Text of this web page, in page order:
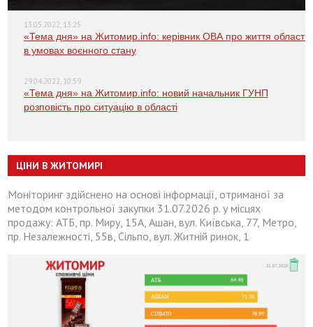
13.05.2022, 13:25
«Тема дня» на Житомир.info: керівник ОВА про життя області
в умовах воєнного стану
29.04.2022, 10:59
«Тема дня» на Житомир.info: новий начальник ГУНП
розповість про ситуацію в області
ЦІНИ В ЖИТОМИРІ
Моніторинг здійснено на основі інформації, отриманої за
методом контрольної закупки 31.07.2026 р. у місцях
продажу: АТБ, пр. Миру, 15А, Ашан, вул. Київська, 77, Метро,
пр. Незалежності, 55в, Сільпо, вул. Житній ринок, 1